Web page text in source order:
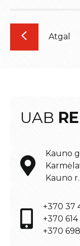
Atgal
UAB
Kauno
Kauno
+370 37
+370 614
+370